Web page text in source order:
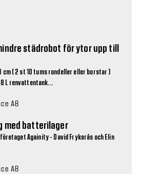
städrobot för ytor upp till
cm ( 2 st 10 tums rondeller eller borstar )
L renvattentank...
AB
med batterilager
Againity - David Frykerås och Elin
AB